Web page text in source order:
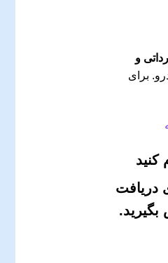
وارداتی و
برای
کنید
دریافت